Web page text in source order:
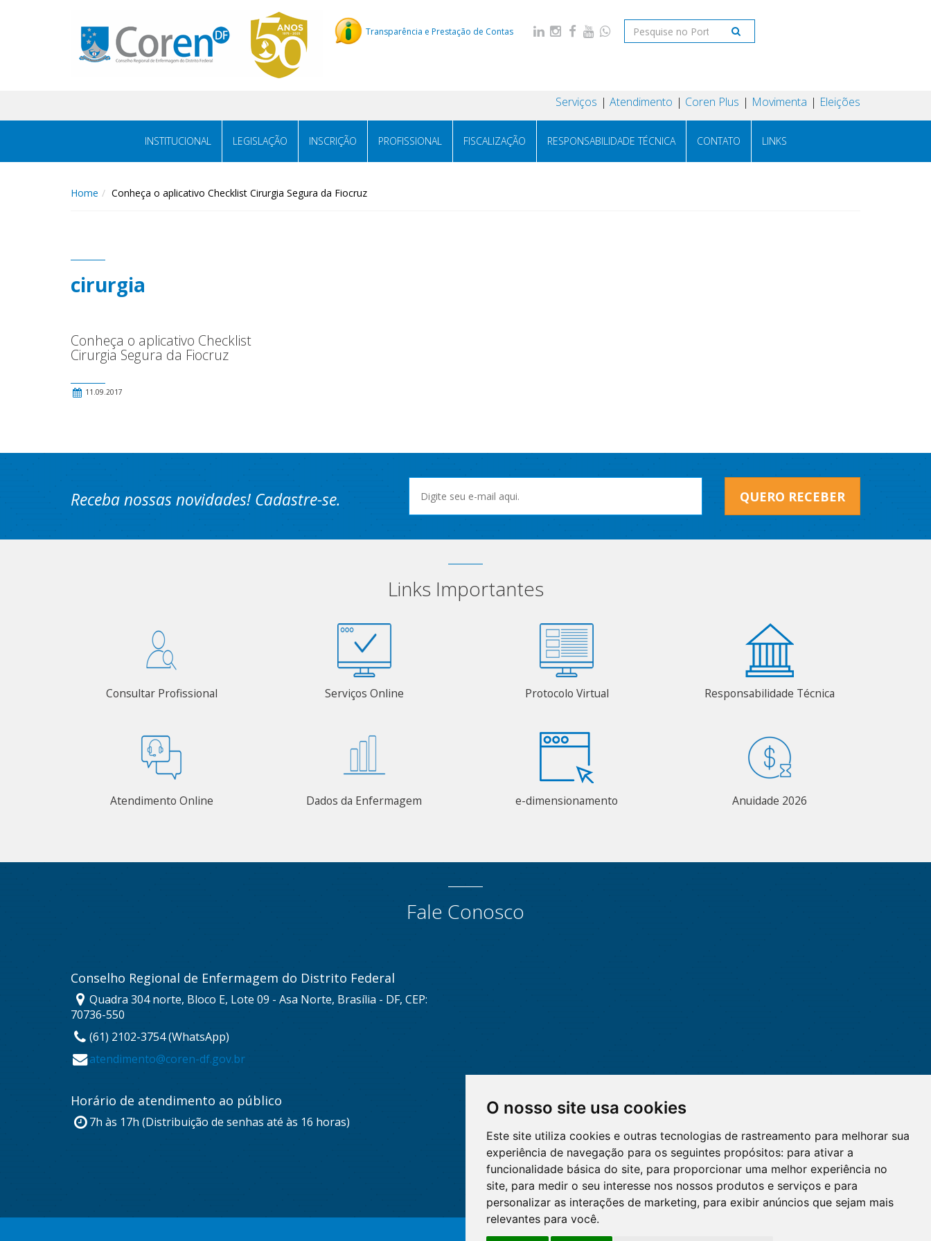
O nosso site usa cookies
Este site utiliza cookies e outras tecnologias de rastreamento para melhorar sua
experiência de navegação para os seguintes propósitos: para ativar a
funcionalidade básica do site, para proporcionar uma melhor experiência no
site, para medir o seu interesse nos nossos produtos e serviços e para
personalizar as interações de marketing, para exibir anúncios que sejam mais
relevantes para você.
Transparência e Prestação de Contas
Serviços Atendimento Coren Plus Movimenta Eleições
INSTITUCIONAL LEGISLAÇÃO INSCRIÇÃO PROFISSIONAL FISCALIZAÇÃO RESPONSABILIDADE TÉCNICA CONTATO LINKS
Home Conheça o aplicativo Checklist Cirurgia Segura da Fiocruz
cirurgia
Conheça o aplicativo Checklist
Cirurgia Segura da Fiocruz
11.09.2017
Receba nossas novidades! Cadastre-se. QUERO RECEBER
Links Importantes
Consultar Profissional Serviços Online Protocolo Virtual Responsabilidade Técnica
Atendimento Online Dados da Enfermagem e-dimensionamento Anuidade 2026
Fale Conosco
Conselho Regional de Enfermagem do Distrito Federal
Quadra 304 norte, Bloco E, Lote 09 - Asa Norte, Brasília - DF, CEP:
70736-550
(61) 2102-3754 (WhatsApp)
atendimento@coren-df.gov.br
Horário de atendimento ao público
7h às 17h (Distribuição de senhas até às 16 horas)
O WhatsApp é o principal canal
de atendimento do Coren-DF.